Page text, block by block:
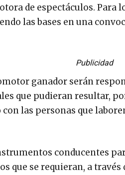
de espectáculos. Para
las bases en una
Publicidad
ganador serán
que pudieran resultar,
las personas que
conducentes
que se requieran, a